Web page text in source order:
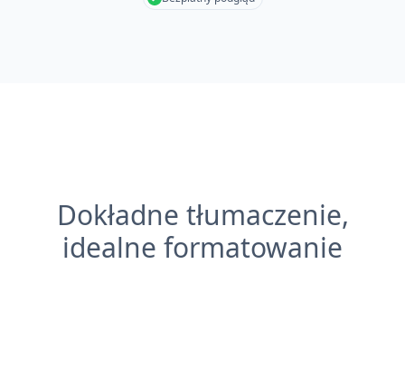
Dokładne tłumaczenie,
idealne formatowanie